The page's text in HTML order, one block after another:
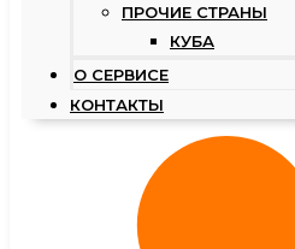
ПРОЧИЕ СТРАНЫ
КУБА
О СЕРВИСЕ
КОНТАКТЫ